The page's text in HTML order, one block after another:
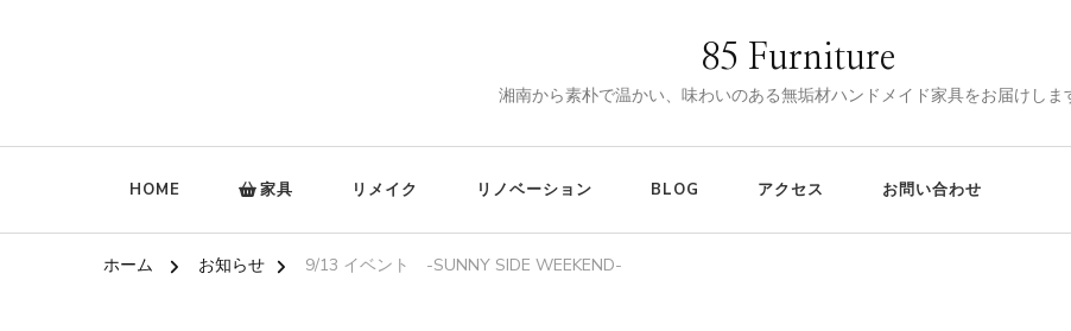
85 Furniture
湘南から素朴で温かい、味わいのある無垢材ハンドメイド家具をお届けしま
HOME 家具 リメイク リノベーション BLOG アクセス お問い合わせ
ホーム お知らせ 9/13 イベント -SUNNY SIDE WEEKEND-